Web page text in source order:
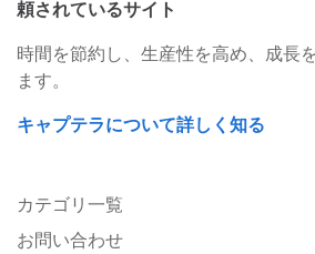
頼されているサイト
時間を節約し、生産性を高め、成長
ます。
キャプテラについて詳しく知る
カテゴリ一覧
お問い合わせ